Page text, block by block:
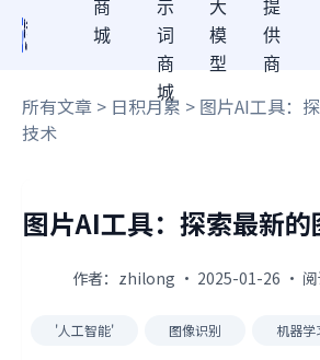
商
城
示
词
商
城
大
模
型
提
供
商
所有文章 > 日积月累 > 图片AI工具：
技术
图片AI工具：探索最新
作者：zhilong · 2025-01-26 · 阅
'人工智能' 图像识别 机器学